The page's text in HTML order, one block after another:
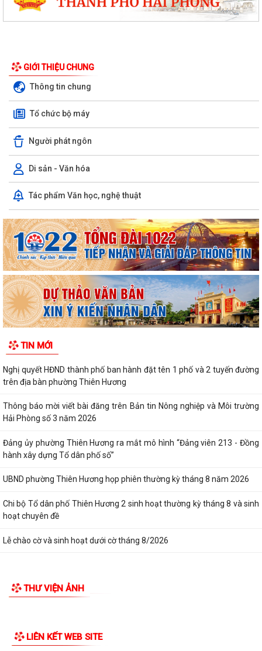
GIỚI THIỆU CHUNG
Thông tin chung
Tổ chức bộ máy
Người phát ngôn
Di sản - Văn hóa
Tác phẩm Văn học, nghệ thuật
TIN MỚI
Nghị quyết HĐND thành phố ban hành đặt tên 1 phố và 2 tuyến đường
trên địa bàn phường Thiên Hương
Thông báo mời viết bài đăng trên Bản tin Nông nghiệp và Môi trường
Hải Phòng số 3 năm 2026
Đảng ủy phường Thiên Hương ra mắt mô hình “Đảng viên 213 - Đồng
hành xây dựng Tổ dân phố số”
UBND phường Thiên Hương họp phiên thường kỳ tháng 8 năm 2026
Chi bộ Tổ dân phố Thiên Hương 2 sinh hoạt thường kỳ tháng 8 và sinh
hoạt chuyên đề
Lễ chào cờ và sinh hoạt dưới cờ tháng 8/2026
THƯ VIỆN ẢNH